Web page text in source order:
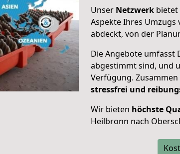
Unser Netzwerk bietet
Aspekte Ihres
abdeckt, von der
Die Angebote umfasst
abgestimmt sind, und
Verfügung.
stressfrei und
Wir bieten höchste
Heilbronn nach